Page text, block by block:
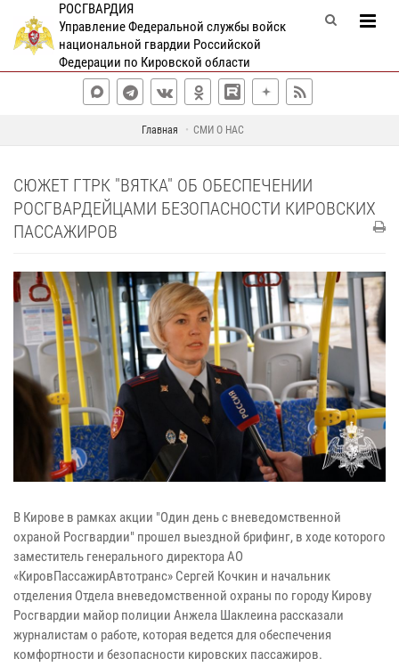
РОСГВАРДИЯ
Управление Федеральной службы войск
национальной гвардии Российской
Федерации по Кировской области
Главная СМИ О НАС
СЮЖЕТ ГТРК "ВЯТКА" ОБ ОБЕСПЕЧЕНИИ
РОСГВАРДЕЙЦАМИ БЕЗОПАСНОСТИ КИРОВСКИХ
ПАССАЖИРОВ
В Кирове в рамках акции "Один день с вневедомственной
охраной Росгвардии" прошел выездной брифинг, в ходе которого
заместитель генерального директора АО
«КировПассажирАвтотранс» Сергей Кочкин и начальник
отделения Отдела вневедомственной охраны по городу Кирову
Росгвардии майор полиции Анжела Шаклеина рассказали
журналистам о работе, которая ведется для обеспечения
комфортности и безопасности кировских пассажиров.